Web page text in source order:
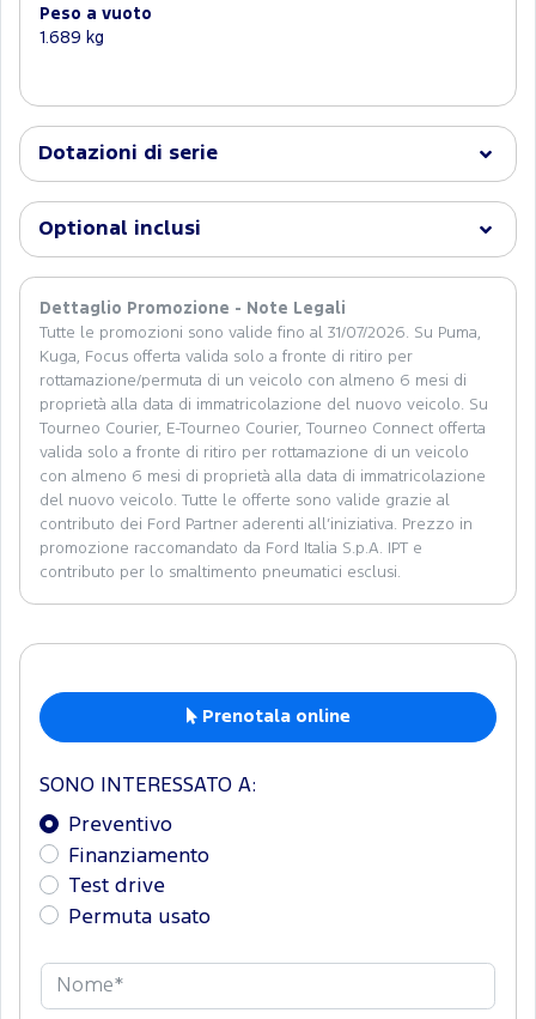
Peso a vuoto
1.689 kg
Dotazioni di serie
Optional inclusi
Dettaglio Promozione - Note Legali
Tutte le promozioni sono valide fino al 31/07/2026. Su Puma,
Kuga, Focus offerta valida solo a fronte di ritiro per
rottamazione/permuta di un veicolo con almeno 6 mesi di
proprietà alla data di immatricolazione del nuovo veicolo. Su
Tourneo Courier, E-Tourneo Courier, Tourneo Connect offerta
valida solo a fronte di ritiro per rottamazione di un veicolo
con almeno 6 mesi di proprietà alla data di immatricolazione
del nuovo veicolo. Tutte le offerte sono valide grazie al
contributo dei Ford Partner aderenti all’iniziativa. Prezzo in
promozione raccomandato da Ford Italia S.p.A. IPT e
contributo per lo smaltimento pneumatici esclusi.
Prenotala online
SONO INTERESSATO A:
Preventivo
Finanziamento
Test drive
Permuta usato